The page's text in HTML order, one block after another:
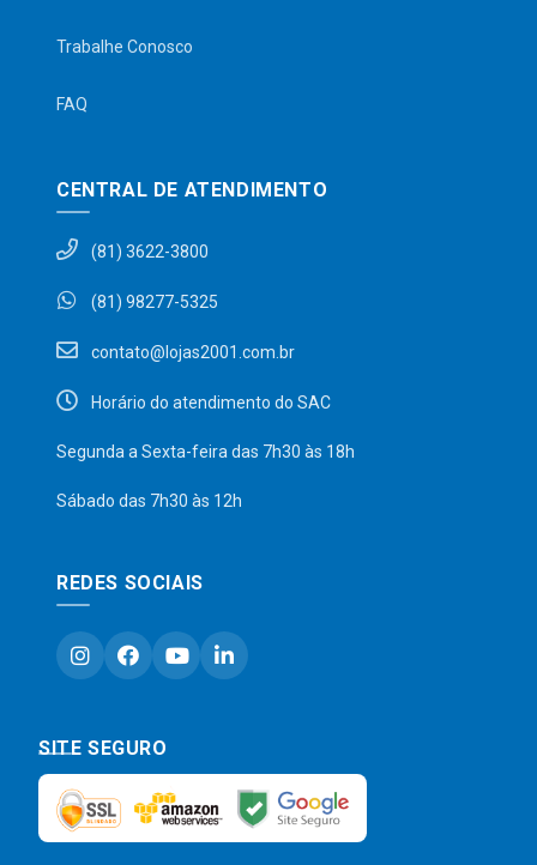
Trabalhe Conosco
FAQ
CENTRAL DE ATENDIMENTO
(81) 3622-3800
(81) 98277-5325
contato@lojas2001.com.br
Horário do atendimento do SAC
Segunda a Sexta-feira das 7h30 às 18h
Sábado das 7h30 às 12h
REDES SOCIAIS
SITE SEGURO